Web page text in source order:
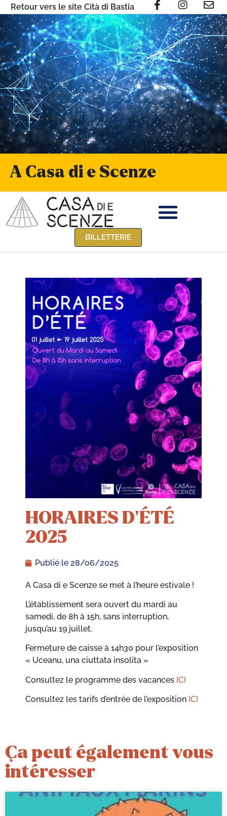
Retour vers le site Cità di Bastia
A Casa di e Scenze
BILLETTERIE
HORAIRES D’ÉTÉ
2025
Publié le 28/06/2025
A Casa di e Scenze se met à l’heure estivale !
L’établissement sera ouvert du mardi au
samedi, de 8h à 15h, sans interruption,
jusqu’au 19 juillet.
Fermeture de caisse à 14h30 pour l’exposition
« Uceanu, una ciuttata insolita »
Consultez le programme des vacances ICI
Consultez les tarifs d’entrée de l’exposition ICI
Ça peut également vous
intéresser